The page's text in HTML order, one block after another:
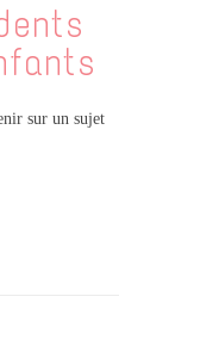
sur un sujet